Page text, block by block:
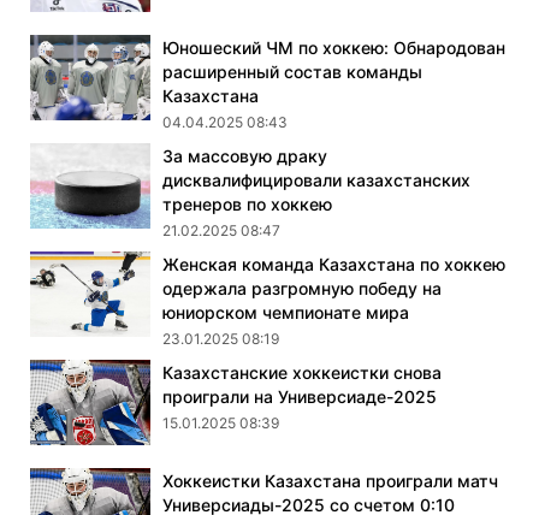
Юношеский ЧМ по хоккею: Обнародован
расширенный состав команды
Казахстана
04.04.2025 08:43
За массовую драку
дисквалифицировали казахстанских
тренеров по хоккею
21.02.2025 08:47
Женская команда Казахстана по хоккею
одержала разгромную победу на
юниорском чемпионате мира
23.01.2025 08:19
Казахстанские хоккеистки снова
проиграли на Универсиаде-2025
15.01.2025 08:39
Хоккеистки Казахстана проиграли матч
Универсиады-2025 со счетом 0:10